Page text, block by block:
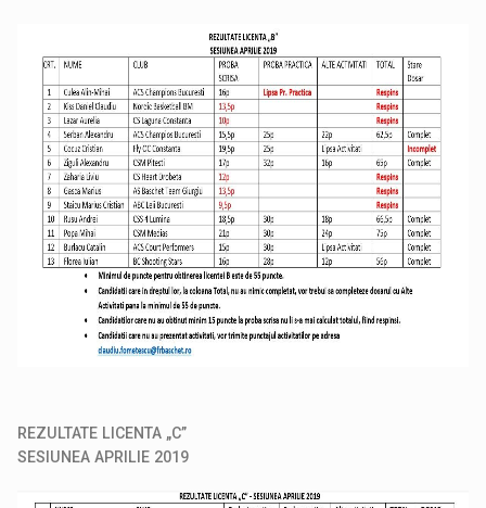
REZULTATE LICENTA „C”
SESIUNEA APRILIE 2019